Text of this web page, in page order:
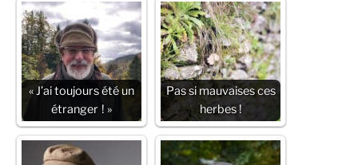
« J’ai toujours été un
étranger ! »
Pas si mauvaises ces
herbes !